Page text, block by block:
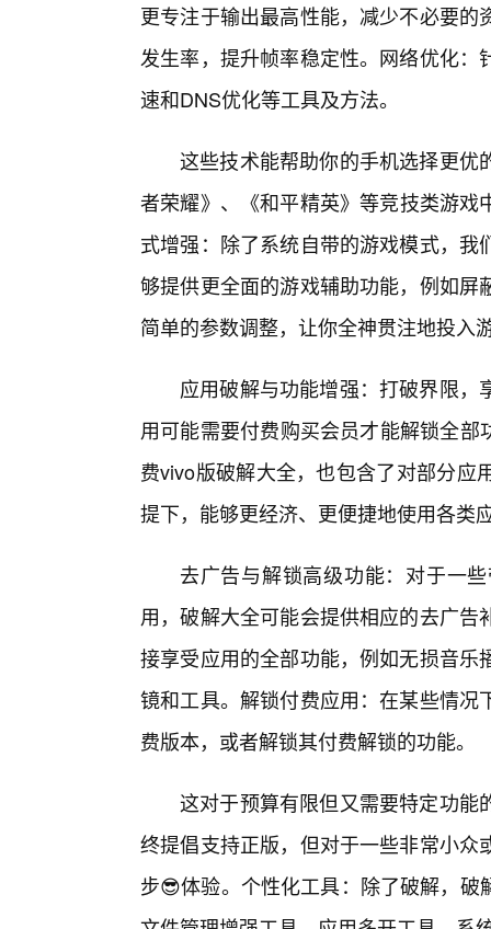
更专注于输出最高性能，减少不必要
发生率，提升帧率稳定性。网络优化
速和DNS优化等工具及方法。
这些技术能帮助你的手机选择更优
者荣耀》、《和平精英》等竞技类游
式增强：除了系统自带的游戏模式，
够提供更全面的游戏辅助功能，例如
简单的参数调整，让你全神贯注地投入
应用破解与功能增强：打破界限
用可能需要付费购买会员才能解锁全
费vivo版破解大全，也包含了对部分应
提下，能够更经济、更便捷地使用各类
去广告与解锁高级功能：对于一
用，破解大全可能会提供相应的去广
接享受应用的全部功能，例如无损音
镜和工具。解锁付费应用：在某些情
费版本，或者解锁其付费解锁的功能。
这对于预算有限但又需要特定功能
终提倡支持正版，但对于一些非常小
步😎体验。个性化工具：除了破解，